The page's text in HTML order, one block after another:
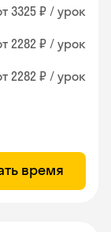
3325 ₽ / урок
2282 ₽ / урок
2282 ₽ / урок
время